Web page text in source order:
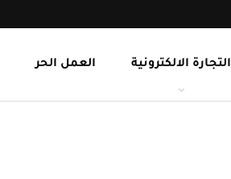
العمل الحر التجارة الالكترونية